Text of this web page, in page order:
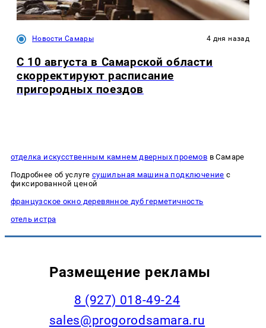
Новости Самары 4 дня назад
С 10 августа в Самарской области
скорректируют расписание
пригородных поездов
отделка искусственным камнем дверных проемов в Самаре
Подробнее об услуге сушильная машина подключение с
фиксированной ценой
французское окно деревянное дуб герметичность
отель истра
Размещение рекламы
8 (927) 018-49-24
sales@progorodsamara.ru